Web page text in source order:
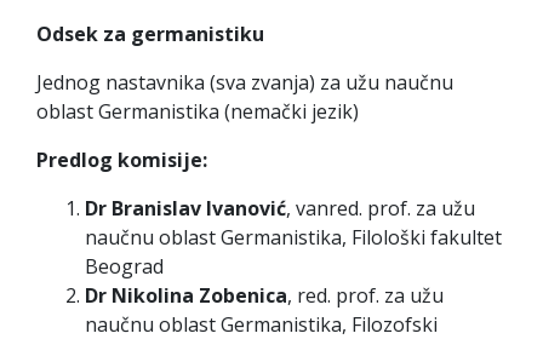
Odsek za germanistiku
Jednog nastavnika (sva zvanja) za užu naučnu
oblast Germanistika (nemački jezik)
Predlog komisije:
Dr Branislav Ivanović, vanred. prof. za užu
naučnu oblast Germanistika, Filološki fakultet
Beograd
Dr Nikolina Zobenica, red. prof. za užu
naučnu oblast Germanistika, Filozofski